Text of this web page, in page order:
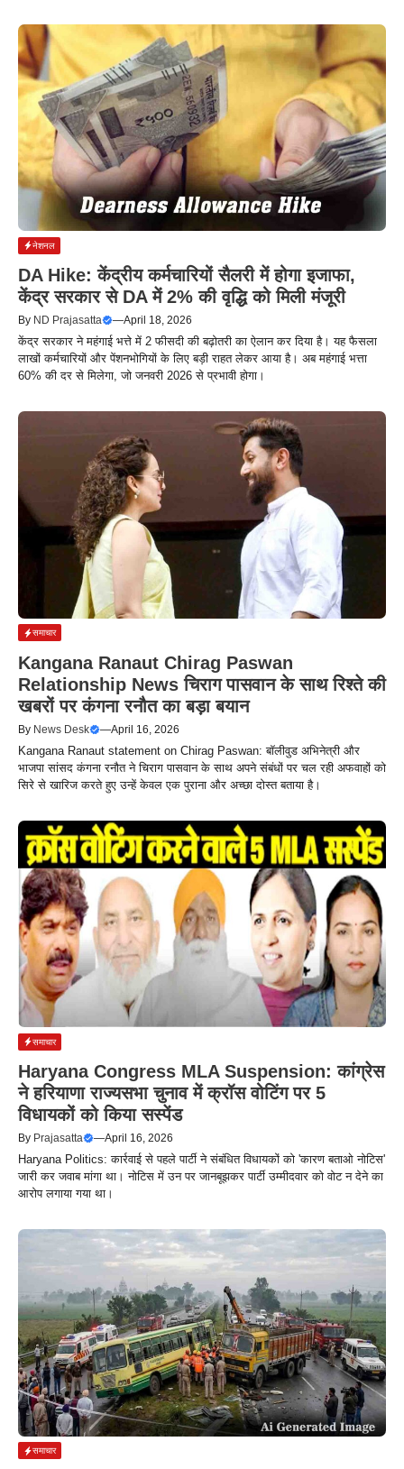
नेशनल
DA Hike: केंद्रीय कर्मचारियों सैलरी में होगा इजाफा,
केंद्र सरकार से DA में 2% की वृद्धि को मिली मंजूरी
By ND Prajasatta —April 18, 2026
केंद्र सरकार ने महंगाई भत्ते में 2 फीसदी की बढ़ोतरी का ऐलान कर दिया है। यह फैसला
लाखों कर्मचारियों और पेंशनभोगियों के लिए बड़ी राहत लेकर आया है। अब महंगाई भत्ता
60% की दर से मिलेगा, जो जनवरी 2026 से प्रभावी होगा।
समाचार
Kangana Ranaut Chirag Paswan
Relationship News चिराग पासवान के साथ रिश्ते की
खबरों पर कंगना रनौत का बड़ा बयान
By News Desk —April 16, 2026
Kangana Ranaut statement on Chirag Paswan: बॉलीवुड अभिनेत्री और
भाजपा सांसद कंगना रनौत ने चिराग पासवान के साथ अपने संबंधों पर चल रही अफवाहों को
सिरे से खारिज करते हुए उन्हें केवल एक पुराना और अच्छा दोस्त बताया है।
समाचार
Haryana Congress MLA Suspension: कांग्रेस
ने हरियाणा राज्यसभा चुनाव में क्रॉस वोटिंग पर 5
विधायकों को किया सस्पेंड
By Prajasatta —April 16, 2026
Haryana Politics: कार्रवाई से पहले पार्टी ने संबंधित विधायकों को 'कारण बताओ नोटिस'
जारी कर जवाब मांगा था। नोटिस में उन पर जानबूझकर पार्टी उम्मीदवार को वोट न देने का
आरोप लगाया गया था।
समाचार